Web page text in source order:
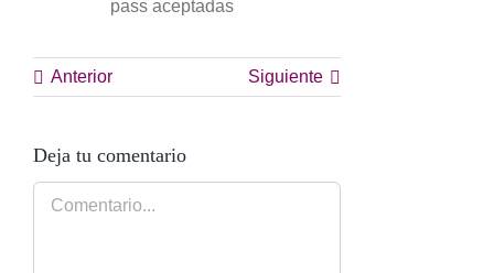
pass aceptadas
Anterior Siguiente
Deja tu comentario
Comentario